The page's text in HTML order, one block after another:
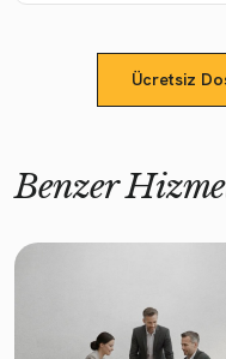
Ücretsiz
Benzer